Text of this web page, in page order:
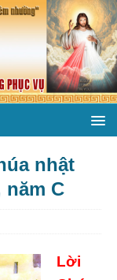
nhật
năm C
Lời